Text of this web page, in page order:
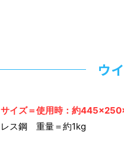
ウ
サイズ＝使用時：約
レス鋼 重量＝約1kg